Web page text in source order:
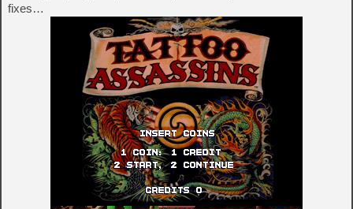
fixes…